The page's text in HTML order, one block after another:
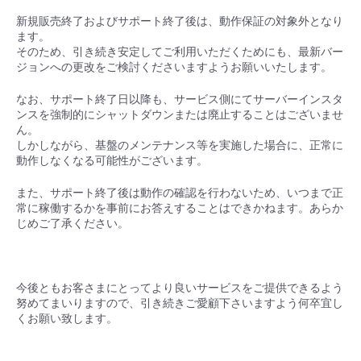
新規販売終了およびサポート終了後は、動作保証の対象外となり
ます。
そのため、引き続き安定してご利用いただくためにも、最新バー
ジョンへの更改をご検討くださいますようお願いいたします。
なお、サポート終了日以降も、サービス側にてサーバーインスタ
ンスを強制的にシャットダウンまたは廃止することはございませ
ん。
しかしながら、基盤のメンテナンス等を実施した場合に、正常に
動作しなくなる可能性がございます。
また、サポート終了後は動作の確認を行わないため、いつまで正
常に稼働するかを事前にお答えすることはできかねます。あらか
じめご了承ください。
今後ともお客さまにとってより良いサービスをご提供できるよう
努めてまいりますので、引き続きご愛顧下さいますよう何卒宜し
くお願い致します。